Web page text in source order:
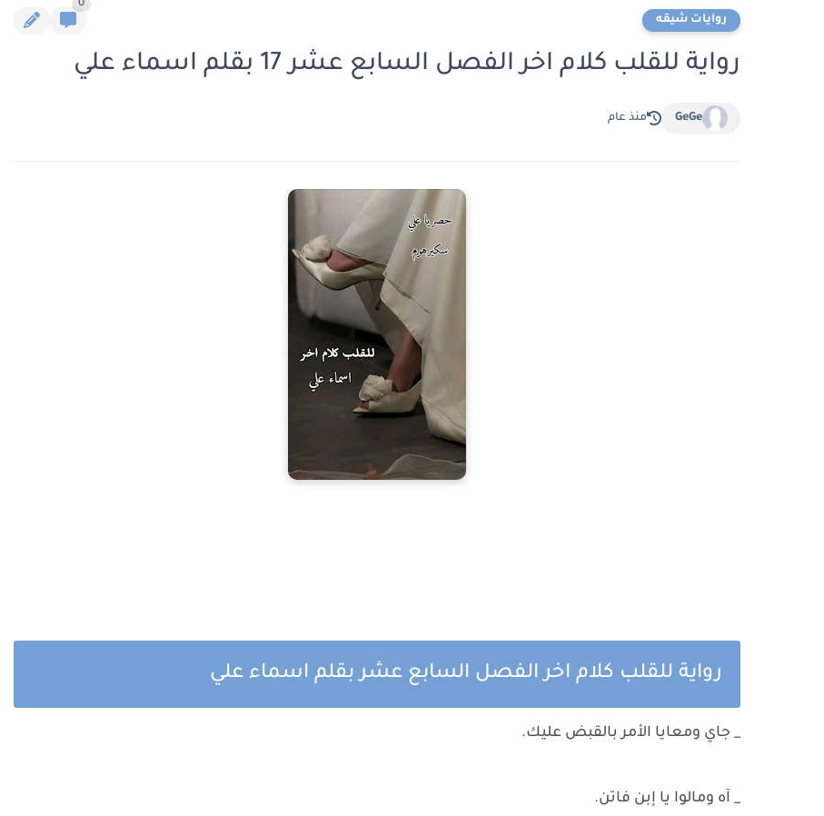
روايات شيقه
0
رواية للقلب كلام اخر الفصل السابع عشر 17 بقلم اسماء علي
GeGe منذ عام
رواية للقلب كلام اخر الفصل السابع عشر بقلم اسماء علي
_ جاي ومعايا الأمر بالقبض عليك.
_ آه ومالوا يا إبن فاتن.